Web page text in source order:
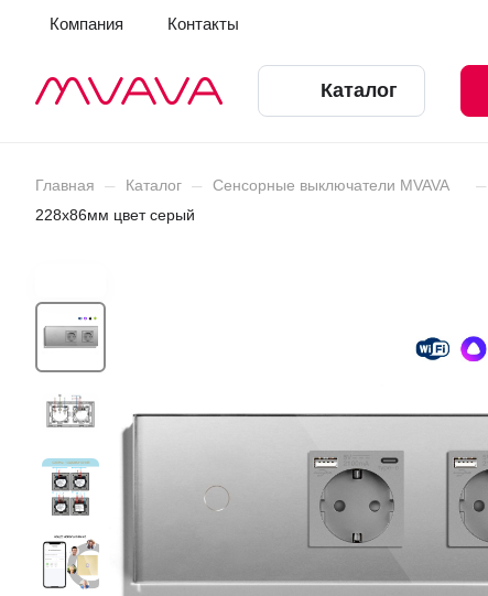
Компания Контакты
Каталог
Главная – Каталог – Сенсорные выключатели MVAVA –
228х86мм цвет серый